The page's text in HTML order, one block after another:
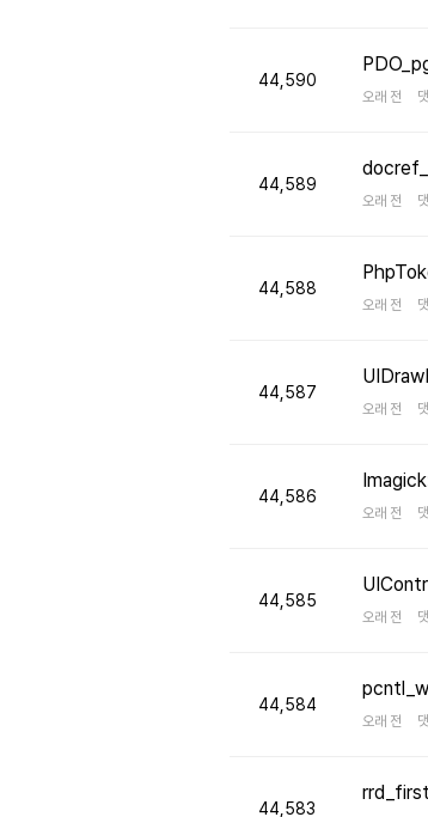
44,590
오래 전
44,589
오래 전
44,588
오래 전
44,587
오래 전
44,586
오래 전
44,585
오래 전
44,584
오래 전
44,583
rrd_first